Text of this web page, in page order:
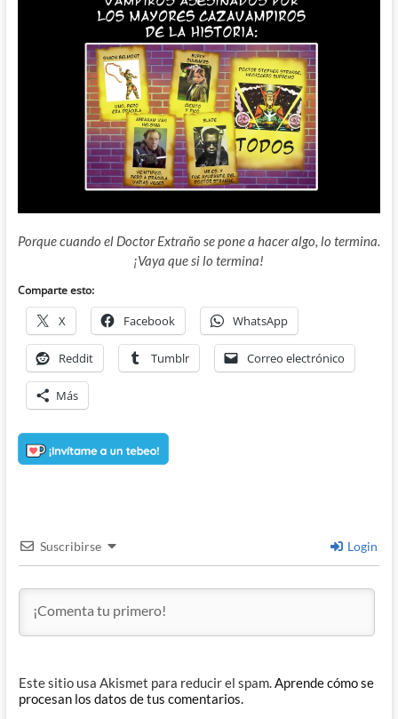
Porque cuando el Doctor Extraño se pone a hacer algo, lo termina.
¡Vaya que si lo termina!
Comparte esto:
X Facebook WhatsApp
Reddit Tumblr Correo electrónico
Más
Suscribirse Login
Este sitio usa Akismet para reducir el spam.Aprende cómo se
procesan los datos de tus comentarios.